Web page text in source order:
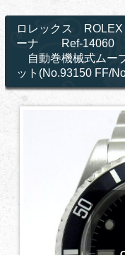
ロレックス
ーナ Ref-
自動巻機械式ム
ット(No.93150